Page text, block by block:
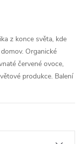
z konce světa, kde
Organické
červené ovoce,
produkce. Balení